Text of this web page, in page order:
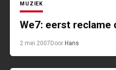
MUZIEK
We7: eerst reclame
2 mei 2007 Door Hans